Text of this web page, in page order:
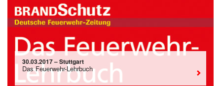
30.03.2017 – Stuttgart
Das Feuerwehr-Lehrbuch